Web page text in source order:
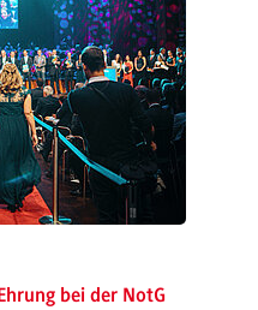
bei der NotG